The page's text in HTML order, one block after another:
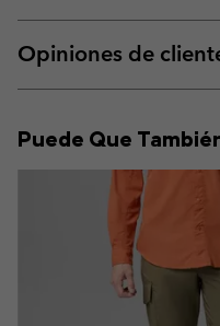
Opiniones de
Puede Que